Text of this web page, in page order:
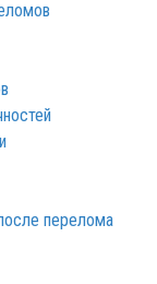
перелома